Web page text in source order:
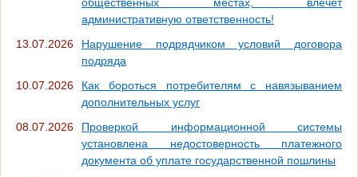
административную ответственность!
13.07.2026
Нарушение подрядчиком условий договора
подряда
10.07.2026
Как бороться потребителям с навязыванием
дополнительных услуг
08.07.2026
Проверкой информационной системы
установлена недостоверность платежного
документа об уплате государственной пошлины